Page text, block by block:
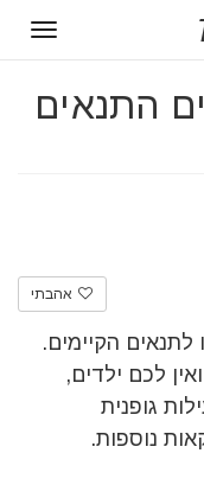
התנאים
אהבתי
הקיימים.
לכם ילדים,
גופנית
נוספות.